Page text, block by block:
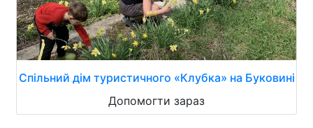
Спільний дім туристичного «Клубка» на Буковині
Допомогти зараз